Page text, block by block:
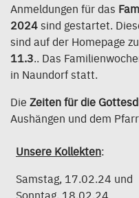
Anmeldungen für das
2024sind gestartet.
sind auf der Homepage
11.3.. Das
in Naundorf statt.
Die Zeiten für die
Aushängen und dem
Unsere Kollekten:
Samstag, 17.02.24 und
Sonntag, 18.02.24